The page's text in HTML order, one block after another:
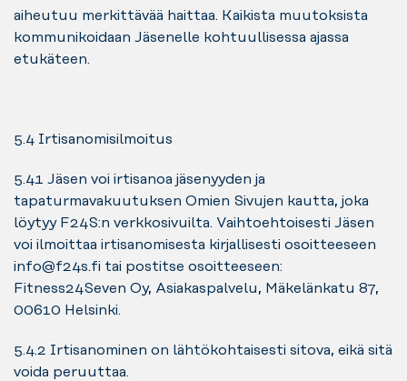
aiheutuu merkittävää haittaa. Kaikista muutoksista
kommunikoidaan Jäsenelle kohtuullisessa ajassa
etukäteen.
5.4 Irtisanomisilmoitus
5.4.1 Jäsen voi irtisanoa jäsenyyden ja
tapaturmavakuutuksen Omien Sivujen kautta, joka
löytyy F24S:n verkkosivuilta. Vaihtoehtoisesti Jäsen
voi ilmoittaa irtisanomisesta kirjallisesti osoitteeseen
info@f24s.fi tai postitse osoitteeseen:
Fitness24Seven Oy, Asiakaspalvelu, Mäkelänkatu 87,
00610 Helsinki.
5.4.2 Irtisanominen on lähtökohtaisesti sitova, eikä sitä
voida peruuttaa.